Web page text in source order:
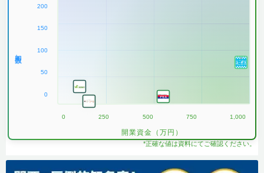
200
150
100
50
0
0 250 500 750 1,000
開業資金（万円）
*正確な値は資料にてご確認ください。